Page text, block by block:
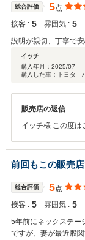
総合評価 5点
接客 : 5 雰囲気 : 5
説明が親切、丁寧で安
イッチ
購入年月： 2025/07
購入した車：トヨタ
販売店の返信
イッチ様 この度は
謝しております。
い。 今後とも、ど
前回もこの販売
総合評価 5点
接客 : 5 雰囲気 : 5
5年前にネックステー
ですが、妻が最近股